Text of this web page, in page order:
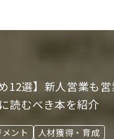
12選】新人営業も
読むべき本を紹介
ント 人材獲得・育成